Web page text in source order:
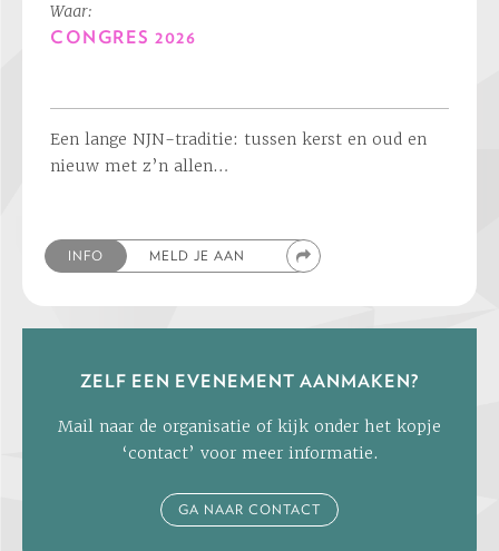
Waar:
CONGRES 2026
Een lange NJN-traditie: tussen kerst en oud en
nieuw met z’n allen…
INFO MELD JE AAN
ZELF EEN EVENEMENT AANMAKEN?
Mail naar de organisatie of kijk onder het kopje
‘contact’ voor meer informatie.
GA NAAR CONTACT